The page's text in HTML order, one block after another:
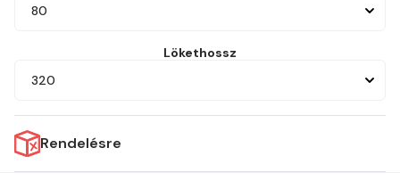
80
Lökethossz
320
Rendelésre